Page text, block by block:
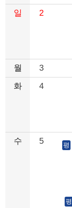
일
2
월
3
화
4
수 5 평
평